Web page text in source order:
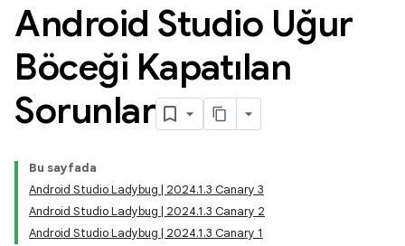
Android Studio Uğur
Böceği Kapatılan
Sorunlar
Bu sayfada
Android Studio Ladybug | 2024.1.3 Canary 3
Android Studio Ladybug | 2024.1.3 Canary 2
Android Studio Ladybug | 2024.1.3 Canary 1